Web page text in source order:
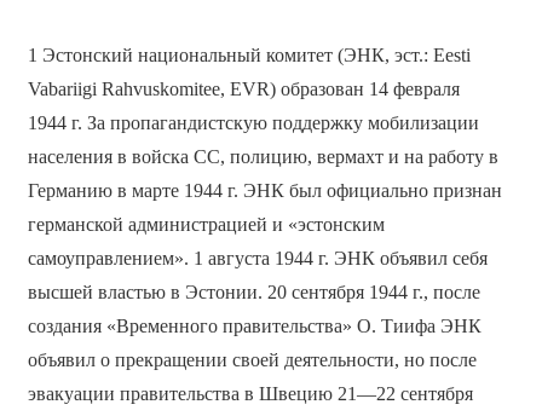
1 Эстонский национальный комитет (ЭНК, эст.: Eesti
Vabariigi Rahvuskomitee, EVR) образован 14 февраля
1944 г. За пропагандистскую поддержку мобилизации
населения в войска СС, полицию, вермахт и на работу в
Германию в марте 1944 г. ЭНК был официально признан
германской администрацией и «эстонским
самоуправлением». 1 августа 1944 г. ЭНК объявил себя
высшей властью в Эстонии. 20 сентября 1944 г., после
создания «Временного правительства» О. Тиифа ЭНК
объявил о прекращении своей деятельности, но после
эвакуации правительства в Швецию 21—22 сентября